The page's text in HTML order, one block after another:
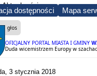
dostępności Mapa
OFICJALNY PORTAL MIASTA I GMINY
Aktualności
głos
Duda wicemistrzem Europy w
3 stycznia 2018